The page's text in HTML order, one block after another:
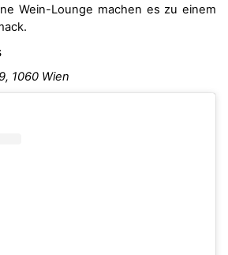
Wein-Lounge machen es zu einem
1060 Wien